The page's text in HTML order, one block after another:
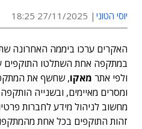
יוסי הטוני 27/11/2025 18:25
האקרים ערכו ביממה האחרונה
במתקפה אחת השתלטו התוקפים
ולפי אתר מאקו, שחשף את
מחשוב לניהול מידע לחברות
זהות התוקפים בכל אחת